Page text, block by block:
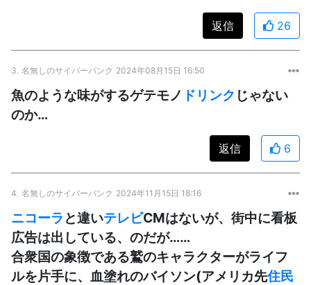
返信 26
3. 名無しのサイバーパンク 2024年08月15日 16:50
魚のような味がするゲテモノ ドリンク じゃない
のか…
返信 6
4. 名無しのサイバーパンク 2024年11月15日 18:16
ニコーラ と違いテレビCMはないが、街中に看板
広告は出している、のだが……
合衆国の象徴である鷲のキャラクターがライフ
ルを片手に、血塗れのバイソン(アメリカ先住民